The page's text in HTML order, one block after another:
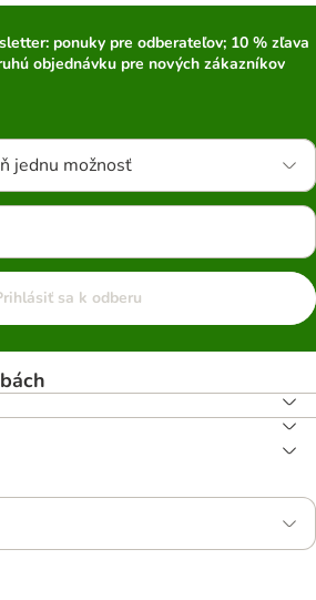
ponuky pre odberateľov; 10 % zľava
objednávku pre nových zákazníkov
jednu možnosť
sa k odberu